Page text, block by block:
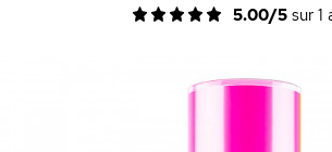
5.00/5 sur 1